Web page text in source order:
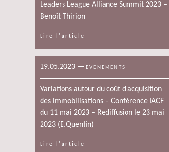
Leaders League Alliance Summit 2023 –
Benoît Thirion
Lire l'article
19.05.2023 — ÉVÈNEMENTS
Variations autour du coût d’acquisition
des immobilisations – Conférence IACF
du 11 mai 2023 – Rediffusion le 23 mai
2023 (E.Quentin)
Lire l'article